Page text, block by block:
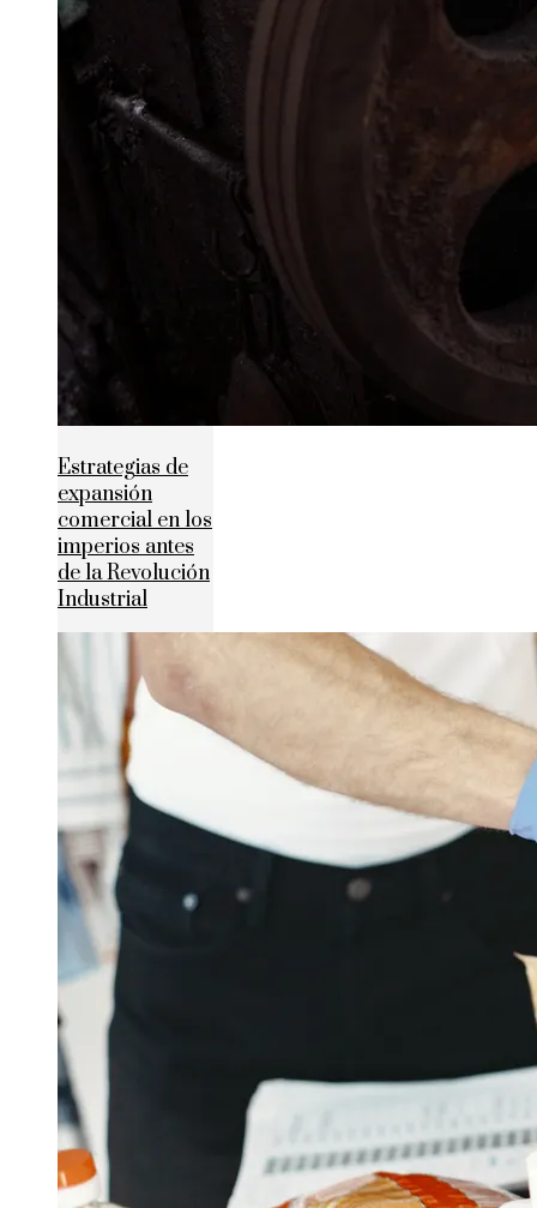
Estrategias de
expansión
comercial en los
imperios antes
de la Revolución
Industrial